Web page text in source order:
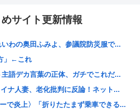
サイト更新情報
いわの奥田ふみよ、参議院防災服で...
」←これ
主語デカ言葉の正体、ガチでこれだ...
ナ人妻、老化批判に反論！ネット...
で炎上〉「折りたたまず乗車できる...